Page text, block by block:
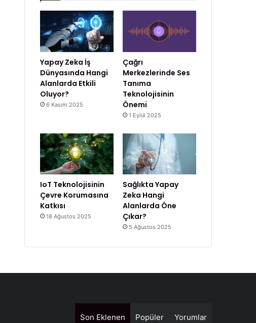
Yapay Zeka İş
Dünyasında Hangi
Alanlarda Etkili
Oluyor?
6 Kasım 2025
Çağrı
Merkezlerinde Ses
Tanıma
Teknolojisinin
Önemi
1 Eylül 2025
IoT Teknolojisinin
Çevre Korumasına
Katkısı
18 Ağustos 2025
Sağlıkta Yapay
Zeka Hangi
Alanlarda Öne
Çıkar?
5 Ağustos 2025
Son Eklenen Popüler Yorumlar